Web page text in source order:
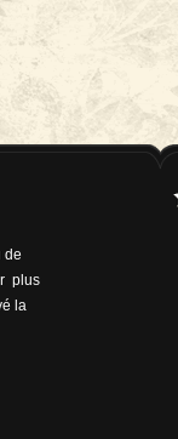
de
plus
la